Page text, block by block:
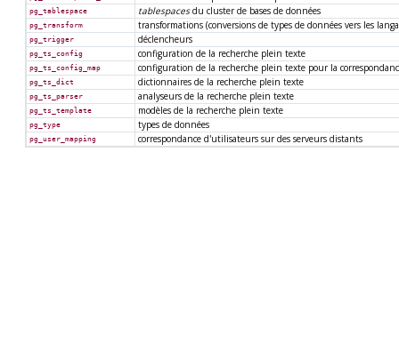
pg_tablespace tablespacesdu cluster de bases de données
pg_transform transformations (conversions de types de données vers les
pg_trigger déclencheurs
pg_ts_config configuration de la recherche plein texte
pg_ts_config_map configuration de la recherche plein texte pour la
pg_ts_dict dictionnaires de la recherche plein texte
pg_ts_parser analyseurs de la recherche plein texte
pg_ts_template modèles de la recherche plein texte
pg_type types de données
pg_user_mapping correspondance d'utilisateurs sur des serveurs distants